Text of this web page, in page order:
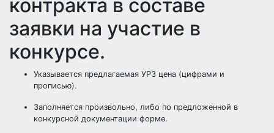
контракта в составе
заявки на участие в
конкурсе.
Указывается предлагаемая УРЗ цена (цифрами и
прописью).
Заполняется произвольно, либо по предложенной в
конкурсной документации форме.